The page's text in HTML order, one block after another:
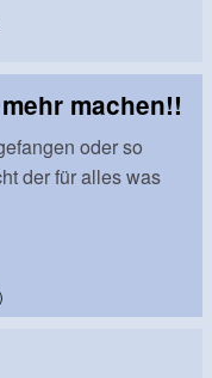
machen!!
oder so
der für alles was